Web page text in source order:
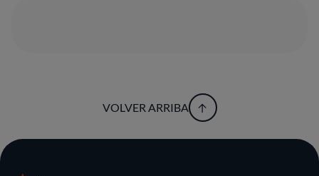
VOLVER ARRIBA